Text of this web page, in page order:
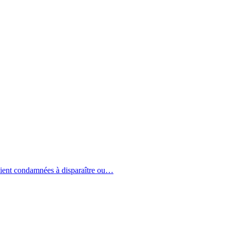
condamnées à disparaître ou…